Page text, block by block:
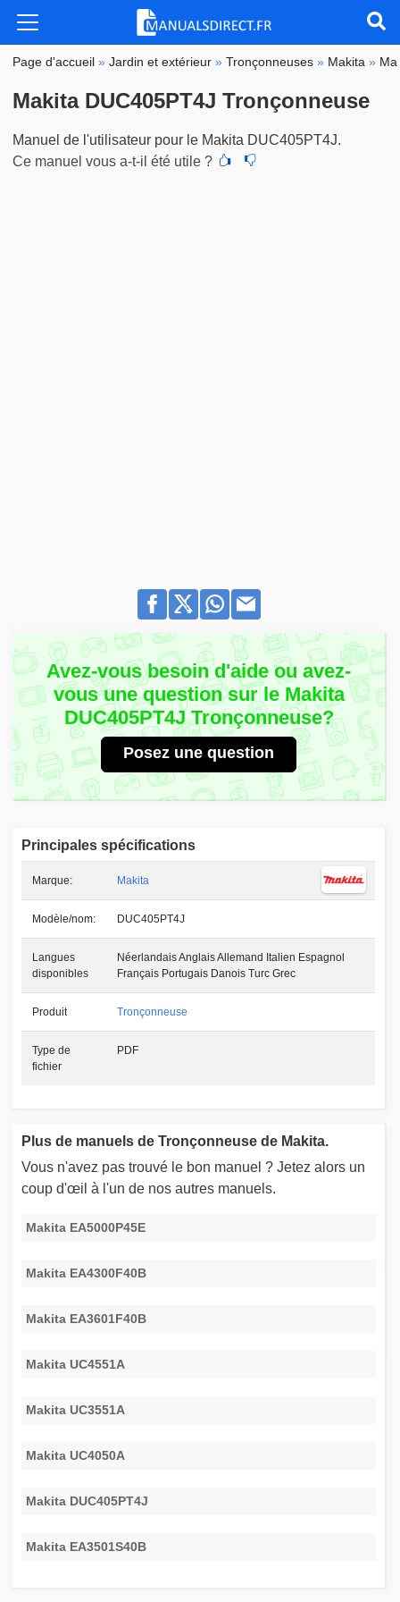
Page d'accueil »Jardin et extérieur »Tronçonneuses » Makita »
Makita DUC405PT4J Tronçonneuse
Manuel de l'utilisateur pour le Makita DUC405PT4J.
Ce manuel vous a-t-il été utile ?
Avez-vous besoin d'aide ou avez-
vous une question sur le Makita
DUC405PT4J Tronçonneuse?
Posez une question
Principales spécifications
Marque: Makita
Modèle/nom: DUC405PT4J
Langues
disponibles
Néerlandais Anglais Allemand Italien Espagnol
Français Portugais Danois Turc Grec
Produit Tronçonneuse
Type de
fichier
PDF
Plus de manuels de Tronçonneuse de Makita.
Vous n'avez pas trouvé le bon manuel ? Jetez alors un
coup d'œil à l'un de nos autres manuels.
Makita EA5000P45E
Makita EA4300F40B
Makita EA3601F40B
Makita UC4551A
Makita UC3551A
Makita UC4050A
Makita DUC405PT4J
Makita EA3501S40B